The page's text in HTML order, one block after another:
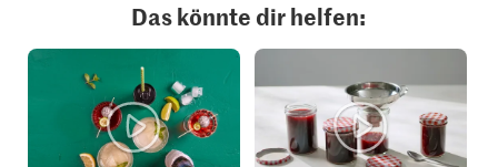
Das könnte dir helfen: